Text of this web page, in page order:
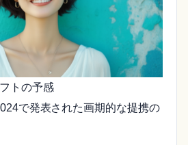
トの予感
で発表された画期的な提携の